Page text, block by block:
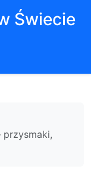
Świecie